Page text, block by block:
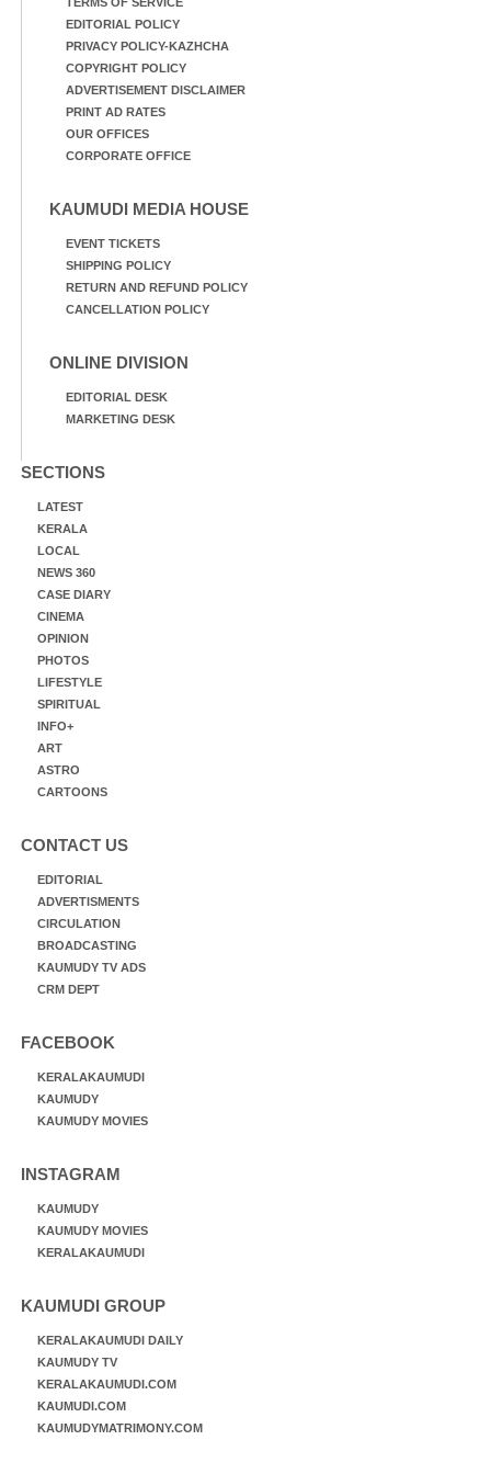
EDITORIAL POLICY
PRIVACY POLICY-KAZHCHA
COPYRIGHT POLICY
ADVERTISEMENT DISCLAIMER
PRINT AD RATES
OUR OFFICES
CORPORATE OFFICE
KAUMUDI MEDIA HOUSE
EVENT TICKETS
SHIPPING POLICY
RETURN AND REFUND POLICY
CANCELLATION POLICY
ONLINE DIVISION
EDITORIAL DESK
MARKETING DESK
SECTIONS
LATEST
KERALA
LOCAL
NEWS 360
CASE DIARY
CINEMA
OPINION
PHOTOS
LIFESTYLE
SPIRITUAL
INFO+
ART
ASTRO
CARTOONS
CONTACT US
EDITORIAL
ADVERTISMENTS
CIRCULATION
BROADCASTING
KAUMUDY TV ADS
CRM DEPT
FACEBOOK
KERALAKAUMUDI
KAUMUDY
KAUMUDY MOVIES
INSTAGRAM
KAUMUDY
KAUMUDY MOVIES
KERALAKAUMUDI
KAUMUDI GROUP
KERALAKAUMUDI DAILY
KAUMUDY TV
KERALAKAUMUDI.COM
KAUMUDI.COM
KAUMUDYMATRIMONY.COM